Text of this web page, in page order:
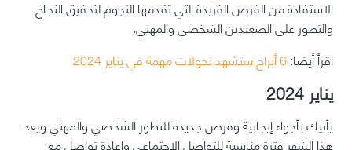
الاستفادة من الفرص الفريدة التي تقدمها النجوم لتحقيق النجاح
والتطور على الصعيدين الشخصي والمهني.
اقرأ أيضا:6 أبراج ستشهد تحولات مهمة في يناير 2024
يناير 2024
يأتيك بأجواء إيجابية وفرص جديدة للتطور الشخصي والمهني ويعد
هذا الشهر فترة مناسبة للتواصل الإجتماعي وإعادة تواصل مع